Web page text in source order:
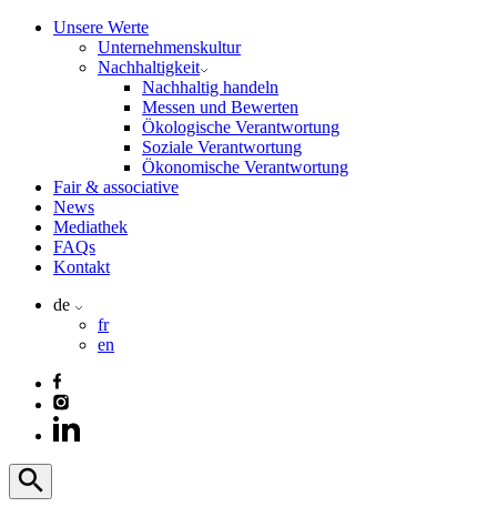
Unsere Werte
Unternehmenskultur
Nachhaltigkeit
Nachhaltig handeln
Messen und Bewerten
Ökologische Verantwortung
Soziale Verantwortung
Ökonomische Verantwortung
Fair & associative
News
Mediathek
FAQs
Kontakt
de
fr
en